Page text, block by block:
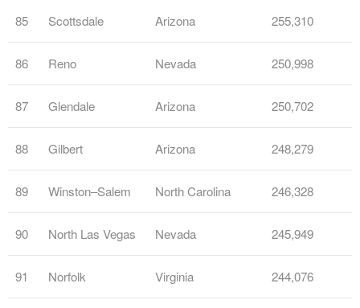
85 Scottsdale Arizona 255,310
86 Reno Nevada 250,998
87 Glendale Arizona 250,702
88 Gilbert Arizona 248,279
89 Winston–Salem North Carolina 246,328
90 North Las Vegas Nevada 245,949
91 Norfolk Virginia 244,076